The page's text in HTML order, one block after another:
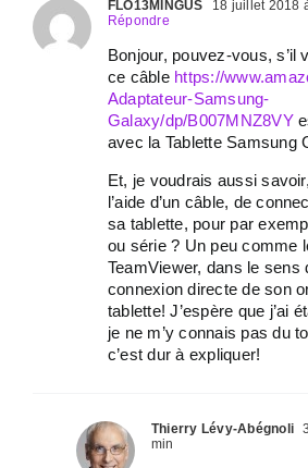
FLO13MINGUS 18 juillet 2018
Répondre
Bonjour, pouvez-vous, s’il
ce câble https://
Adaptateur-Samsung-
Galaxy/dp/B007MNZ8VY
avec la Tablette Samsung
Et, je voudrais aussi
l’aide d’un câble, de
sa tablette, pour par
ou série ? Un peu comme
TeamViewer, dans le sens
connexion directe de son
tablette! J’espère que j’ai
je ne m’y connais pas du
c’est dur à expliquer!
Thierry Lévy-Abégnoli
min